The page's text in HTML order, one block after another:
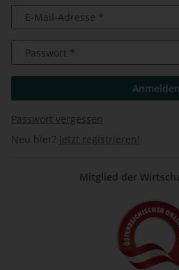
E-Mail-Adresse
Passwort
Anmelden
Passwort vergessen
Neu hier? Jetzt registrieren!
Mitglied der